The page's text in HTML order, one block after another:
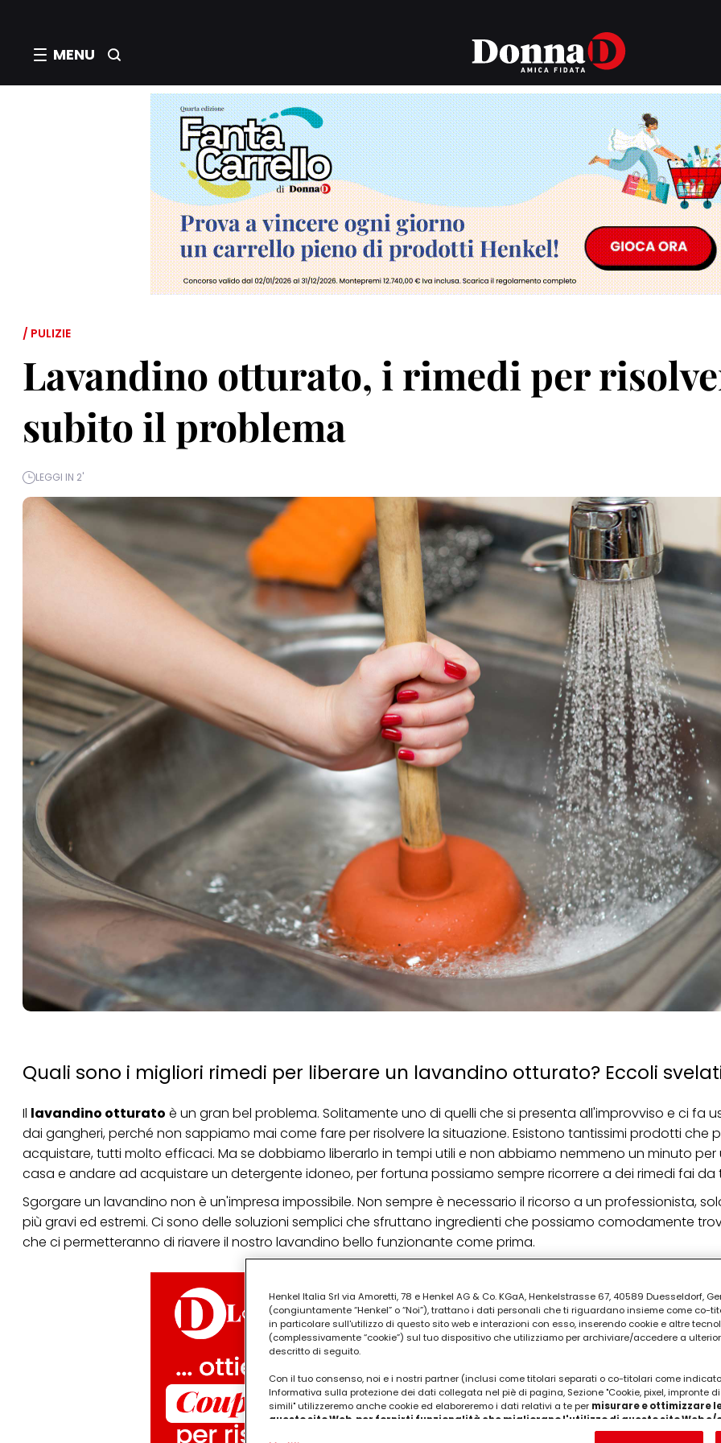
MENU
/ PULIZIE
Lavandino otturato, i rimedi per
subito il problema
LEGGI IN 2'
Quali sono i migliori rimedi per liberare un lavandino otturato? Eccoli
Il lavandino otturato è un gran bel problema. Solitamente uno di quelli che si presenta all'improvviso e ci fa
dai gangheri, perché non sappiamo mai come fare per risolvere la situazione. Esistono tantissimi prodotti che
acquistare, tutti molto efficaci. Ma se dobbiamo liberarlo in tempi utili e non abbiamo nemmeno un minuto per
casa e andare ad acquistare un detergente idoneo, per fortuna possiamo sempre ricorrere a dei rimedi fai da
Sgorgare un lavandino non è un'impresa impossibile. Non sempre è necessario il ricorso a un professionista,
più gravi ed estremi. Ci sono delle soluzioni semplici che sfruttano ingredienti che possiamo comodamente
che ci permetteranno di riavere il nostro lavandino bello funzionante come prima.
Henkel Italia Srl via Amoretti, 78 e Henkel AG & Co. KGaA, Henkelstrasse 67, 40589 Duesseldorf,
(congiuntamente “Henkel” o “Noi”), trattano i dati personali che ti riguardano insieme come co-
in particolare sull'utilizzo di questo sito web e interazioni con esso, inserendo cookie e altre
(complessivamente “cookie”) sul tuo dispositivo che utilizziamo per archiviare/accedere a
descritto di seguito.
Con il tuo consenso, noi e i nostri partner (inclusi come titolari separati o co-titolari come
Informativa sulla protezione dei dati collegata nel piè di pagina, Sezione "Cookie, pixel, impronte
simili" utilizzeremo anche cookie ed elaboreremo i dati relativi a te per misurare e ottimizzare
questo sito Web, per fornirti funzionalità che migliorano l'utilizzo di questo sito Web e/
. Analizzeremo il tuo utilizzo di questo sito Web e le tue interazioni commerciali